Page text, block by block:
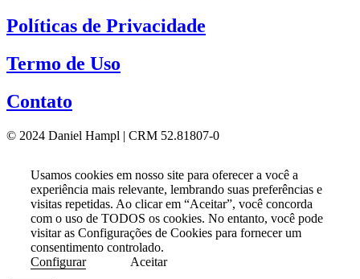
Políticas de Privacidade
Termo de Uso
Contato
© 2024 Daniel Hampl | CRM 52.81807-0
Usamos cookies em nosso site para oferecer a você a
experiência mais relevante, lembrando suas preferências e
visitas repetidas. Ao clicar em “Aceitar”, você concorda
com o uso de TODOS os cookies. No entanto, você pode
visitar as Configurações de Cookies para fornecer um
consentimento controlado.
Configurar
Aceitar